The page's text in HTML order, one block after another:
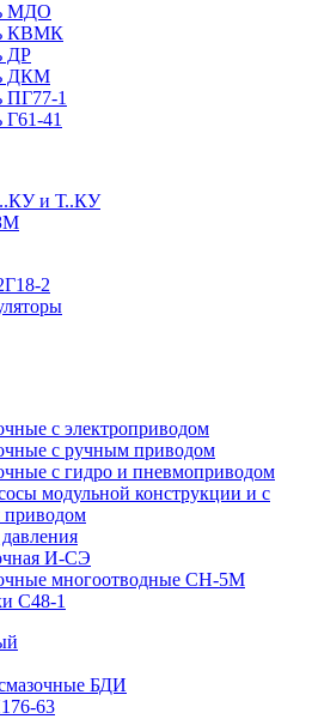
МДО
КВМК
ДР
ДКМ
ПГ77-1
Г61-41
и Т..КУ
2
с электроприводом
с ручным приводом
с гидро и пневмоприводом
модульной конструкции и с
приводом
И-СЭ
многоотводные СН-5М
С48-1
БДИ
63